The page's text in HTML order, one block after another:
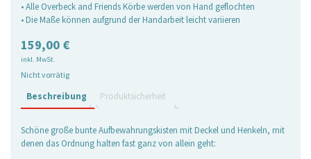
• Alle Overbeck and Friends Körbe werden von Hand geflochten
• Die Maße können aufgrund der Handarbeit leicht variieren
159,00 €
inkl. MwSt.
Nicht vorrätig
Beschreibung Produktsicherheit
Schöne große bunte Aufbewahrungskisten mit Deckel und Henkeln, mit
denen das Ordnung halten fast ganz von allein geht: